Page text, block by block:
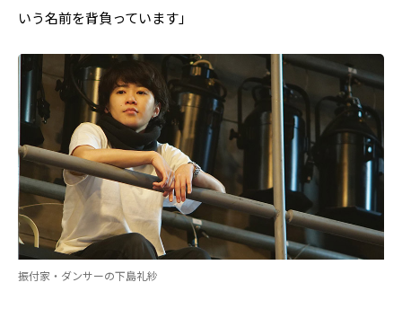
いう名前を背負っています」
振付家・ダンサーの下島礼紗